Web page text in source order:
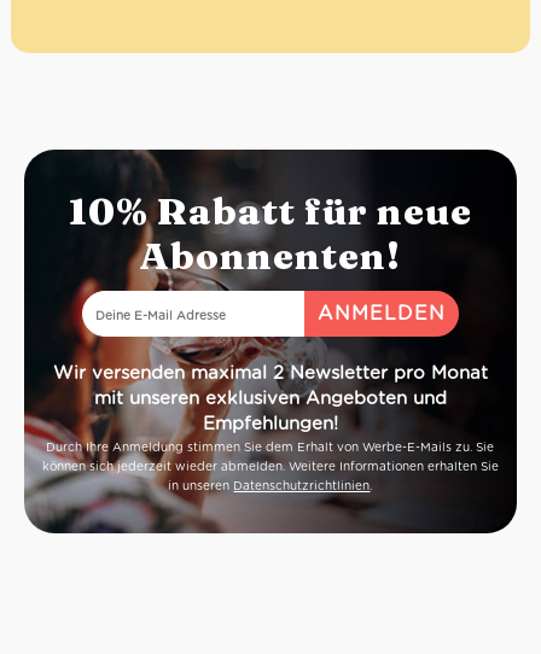
10% Rabatt für neue
Abonnenten!
Wir versenden maximal 2 Newsletter pro Monat
mit unseren exklusiven Angeboten und
Empfehlungen!
Durch Ihre Anmeldung stimmen Sie dem Erhalt von Werbe-E-Mails zu. Sie
können sich jederzeit wieder abmelden. Weitere Informationen erhalten Sie
in unseren Datenschutzrichtlinien